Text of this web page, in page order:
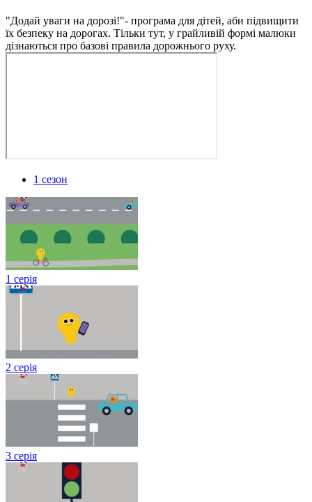
"Додай уваги на дорозі!"- програма для дітей, аби підвищити
їх безпеку на дорогах. Тільки тут, у грайливій формі малюки
дізнаються про базові правила дорожнього руху.
1 сезон
1 серія
2 серія
3 серія